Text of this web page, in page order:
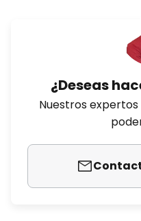
¿Deseas
Nuestros